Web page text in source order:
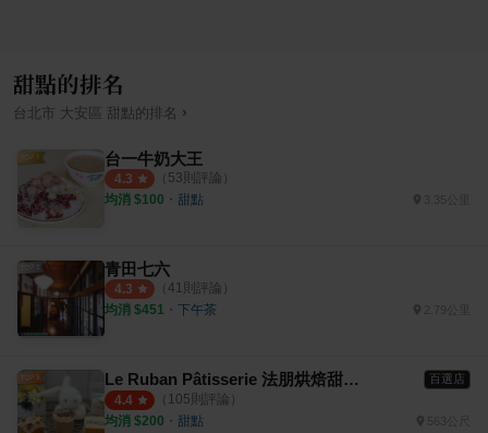
甜點的排名
台北市 大安區 甜點的排名 ›
台一牛奶大王
4.3 （ 53則評論）
均消 $100 ・ 甜點 3.35公里
青田七六
4.3 （ 41則評論）
均消 $451 ・ 下午茶
Le Ruban Pâtisserie 法朋烘焙甜點坊 百選店
4.4 （ 105則評論）
均消 $200 ・ 甜點 563公尺